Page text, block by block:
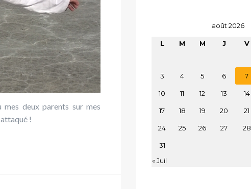
mes deux parents sur mes
!
août 2026
L M M J V
« Juil
3 4 5 6 7
10 11 12 13 14
17 18 19 20 21
24 25 26 27 28
31